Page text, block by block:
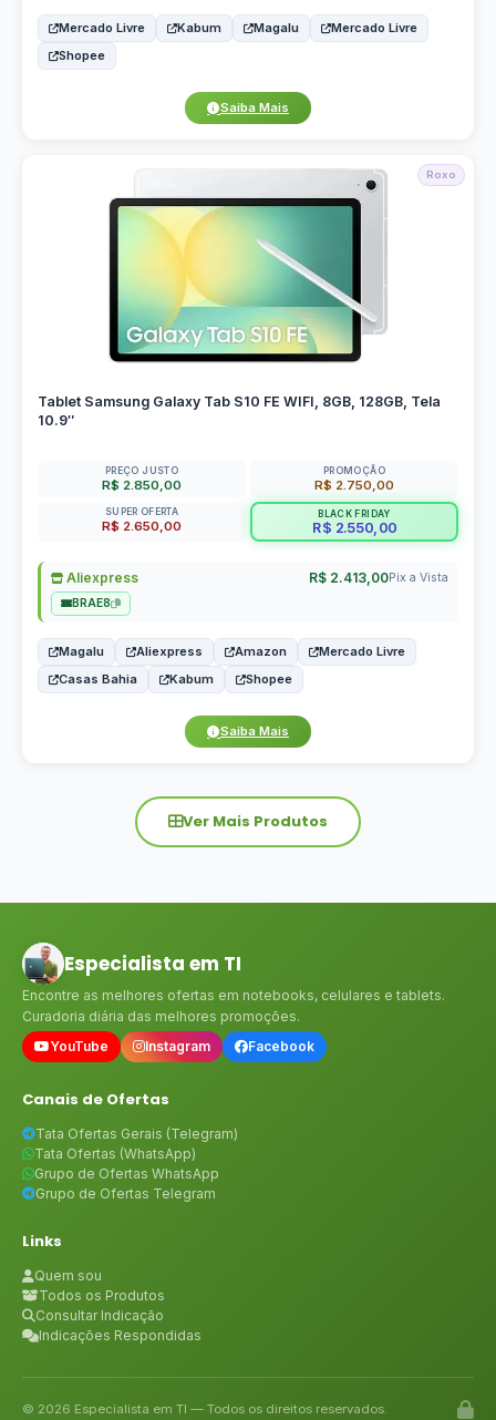
Mercado Livre Kabum Magalu
Mercado Livre
Shopee
Saiba Mais
Roxo
Tablet Samsung Galaxy Tab S10 FE WIFI, 8GB, 128GB, Tela
10.9″
PREÇO JUSTO
R$ 2.850,00
PROMOÇÃO
R$ 2.750,00
SUPER OFERTA
R$ 2.650,00
BLACK FRIDAY
R$ 2.550,00
Aliexpress R$ 2.413,00Pix a Vista
BRAE8
Magalu Aliexpress Amazon
Mercado Livre
Casas Bahia
Kabum Shopee
Saiba Mais
Ver Mais Produtos
Especialista em TI
Encontre as melhores ofertas em notebooks, celulares e tablets.
Curadoria diária das melhores promoções.
YouTube
Instagram Facebook
Canais de Ofertas
Tata Ofertas Gerais (Telegram)
Tata Ofertas (WhatsApp)
Grupo de Ofertas WhatsApp
Grupo de Ofertas Telegram
Links
Quem sou
Todos os Produtos
Consultar Indicação
Indicações Respondidas
© 2026 Especialista em TI — Todos os direitos reservados.